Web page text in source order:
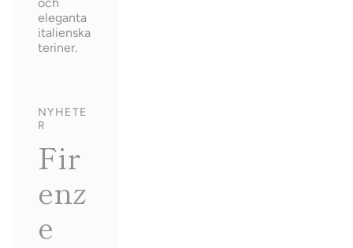
eleganta
italienska
teriner.
NYHETE
R
Fir
enz
e